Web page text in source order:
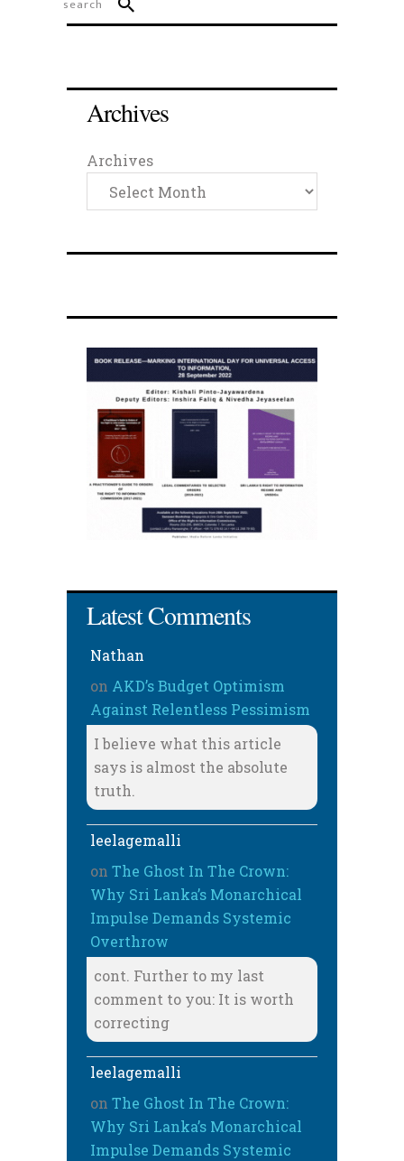
Archives
Archives
Latest Comments
Nathan
on AKD’s Budget Optimism
Against Relentless Pessimism
I believe what this article
says is almost the absolute
truth.
leelagemalli
on The Ghost In The Crown:
Why Sri Lanka’s Monarchical
Impulse Demands Systemic
Overthrow
cont. Further to my last
comment to you: It is worth
correcting
leelagemalli
on The Ghost In The Crown:
Why Sri Lanka’s Monarchical
Impulse Demands Systemic